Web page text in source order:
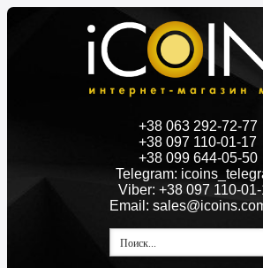
+38 063 292-72-77
+38 097 110-01-17
+38 099 644-05-50
Telegram:
Viber: +38 097 110-
Email: